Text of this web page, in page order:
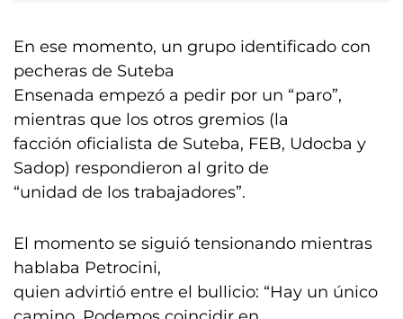
En ese momento, un grupo identificado con
pecheras de Suteba
Ensenada empezó a pedir por un “paro”,
mientras que los otros gremios (la
facción oficialista de Suteba, FEB, Udocba y
Sadop) respondieron al grito de
“unidad de los trabajadores”.
El momento se siguió tensionando mientras
hablaba Petrocini,
quien advirtió entre el bullicio: “Hay un único